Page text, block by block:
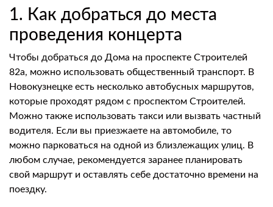
1. Как добраться до места
проведения концерта
Чтобы добраться до Дома на проспекте Строителей
82а, можно использовать общественный транспорт. В
Новокузнецке есть несколько автобусных маршрутов,
которые проходят рядом с проспектом Строителей.
Можно также использовать такси или вызвать частный
водителя. Если вы приезжаете на автомобиле, то
можно парковаться на одной из близлежащих улиц. В
любом случае, рекомендуется заранее планировать
свой маршрут и оставлять себе достаточно времени на
поездку.